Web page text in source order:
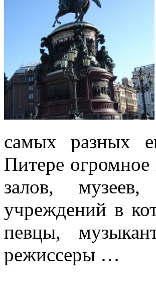
самых разных
Питере
залов, музеев,
учреждений в
певцы,
режиссеры …